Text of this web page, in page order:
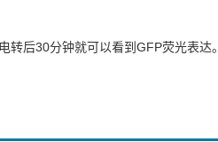
后30分钟就可以看到GFP荧光表达。